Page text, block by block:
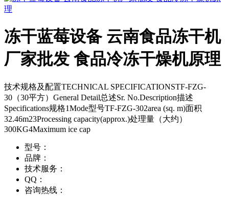
冻干蓝莓设备 云南食品冻干机
厂家批发 食品冷冻干燥机原理
技术规格及配置TECHNICAL SPECIFICATIONSTF-FZG-
30（30平方）General Detail总述Sr. No.Description描述
Specifications规格1Mode型号TF-FZG-302area (sq. m)面积
32.46m23Processing capacity(approx.)处理量（大约）
300KG4Maximum ice cap
型号：
品牌：
技术服务：
QQ：
咨询热线：